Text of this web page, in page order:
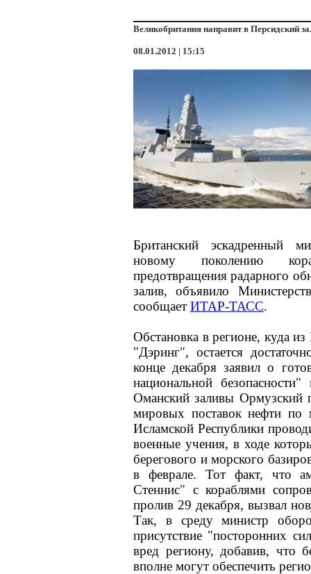
Великобритания направит в Персидский
08.01.2012 | 15:15
Британский эскадренный
новому поколению
предотвращения радарного
залив, объявило
сообщает ИТАР-ТАСС.
Обстановка в регионе, куда
"Дэринг", остается
конце декабря заявил о
национальной
Оманский заливы Ормузский
мировых поставок нефти
Исламской Республики
военные учения, в ходе
берегового и морского
в феврале. Тот факт, что
Стеннис" с кораблями
пролив 29 декабря, вызвал
Так, в среду министр
присутствие "посторонних
вред региону, добавив, что
вполне могут обеспечить